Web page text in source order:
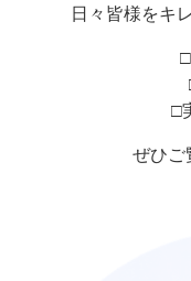
日々皆様をキ
□
ぜひご